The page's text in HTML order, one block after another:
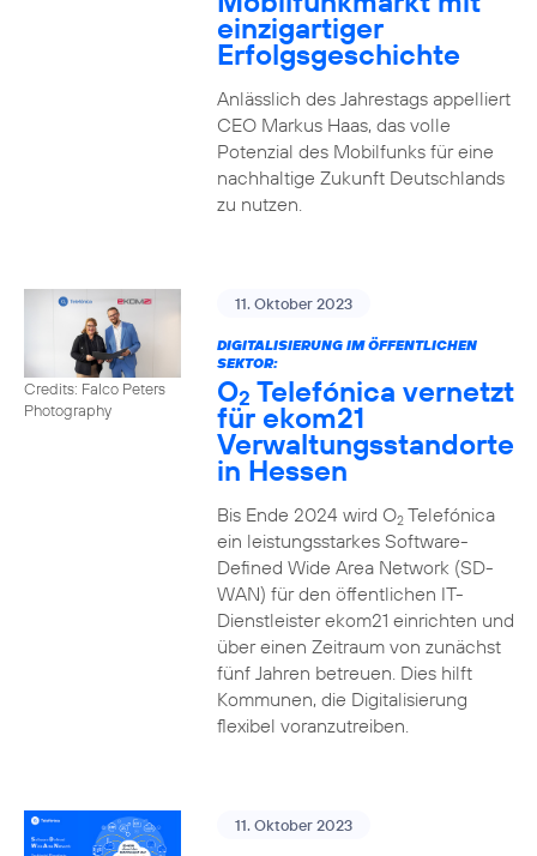
einzigartiger
Erfolgsgeschichte
Anlässlich des Jahrestags appelliert
CEO Markus Haas, das volle
Potenzial des Mobilfunks für eine
nachhaltige Zukunft Deutschlands
zu nutzen.
Credits: Falco Peters
Photography
11. Oktober 2023
DIGITALISIERUNG IM ÖFFENTLICHEN
SEKTOR:
O2 Telefónica vernetzt
für ekom21
Verwaltungsstandorte
in Hessen
Bis Ende 2024 wird O2Telefónica
ein leistungsstarkes Software-
Defined Wide Area Network (SD-
WAN) für den öffentlichen IT-
Dienstleister ekom21 einrichten und
über einen Zeitraum von zunächst
fünf Jahren betreuen. Dies hilft
Kommunen, die Digitalisierung
flexibel voranzutreiben.
11. Oktober 2023